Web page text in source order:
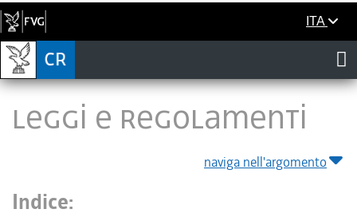
ITA
LEGGI E REGOLAMENTI
naviga nell'argomento
Indice: